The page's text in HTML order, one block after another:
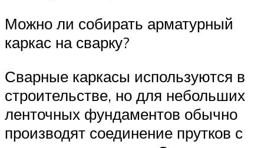
Можно ли собирать арматурный
каркас на сварку?
Сварные каркасы используются в
строительстве, но для небольших
ленточных фундаментов обычно
производят соединение прутков с